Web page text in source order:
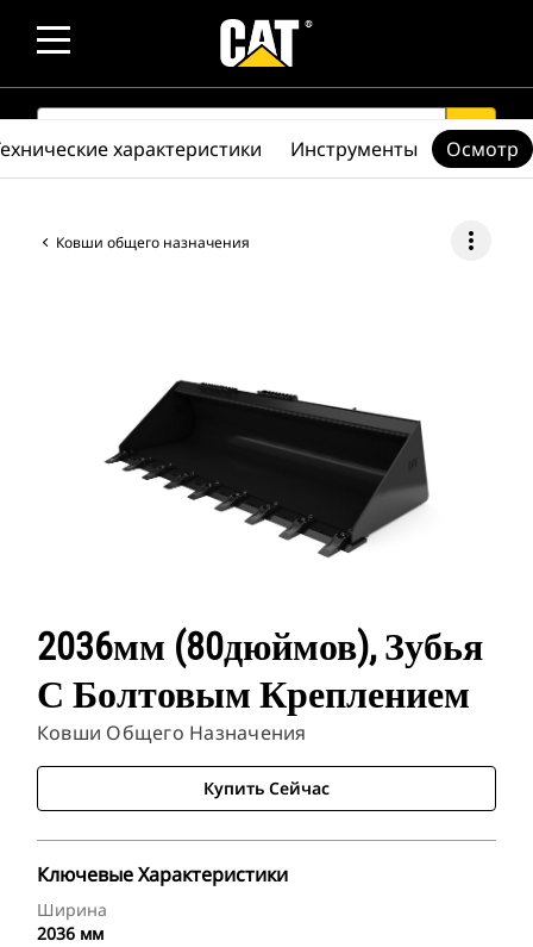
SEARCH search
Ковши общего назначения more_vert
2036мм (80дюймов), Зубья
С Болтовым Креплением
Ковши Общего Назначения
Купить Сейчас
Ключевые Характеристики
Ширина
2036 мм
характеристики Инструменты Осмотр